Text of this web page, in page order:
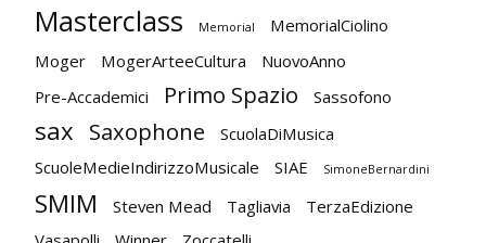
Masterclass Memorial
MemorialCiolino
Moger
MogerArteeCultura
NuovoAnno
Pre-Accademici
Primo Spazio Sassofono
sax Saxophone
ScuolaDiMusica
ScuoleMedieIndirizzoMusicale
SIAE SimoneBernardini
SMIM Steven Mead Tagliavia
TerzaEdizione